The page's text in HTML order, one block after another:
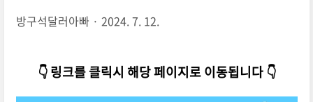
방구석달러아빠 2024. 7. 12.
👇 링크를 클릭시 해당 페이지로 이동됩니다 👇